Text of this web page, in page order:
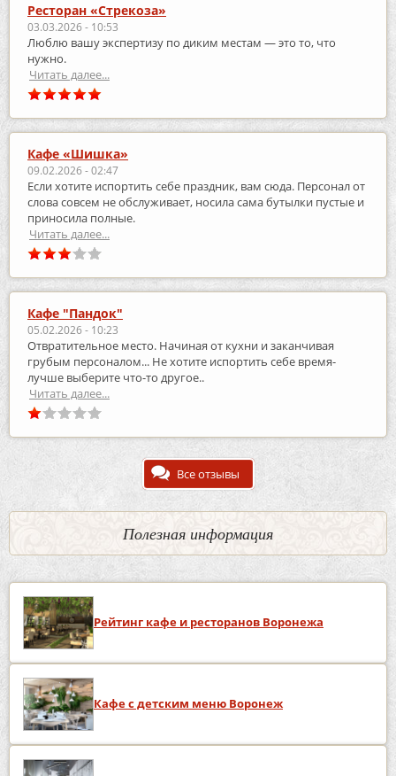
Ресторан «Стрекоза»
03.03.2026 - 10:53
Люблю вашу экспертизу по диким местам — это то, что
нужно.
Читать далее...
Кафе «Шишка»
09.02.2026 - 02:47
Если хотите испортить себе праздник, вам сюда. Персонал от
слова совсем не обслуживает, носила сама бутылки пустые и
приносила полные.
Читать далее...
Кафе "Пандок"
05.02.2026 - 10:23
Отвратительное место. Начиная от кухни и заканчивая
грубым персоналом... Не хотите испортить себе время-
лучше выберите что-то другое..
Читать далее...
Все отзывы
Полезная информация
Рейтинг кафе и ресторанов Воронежа
Кафе с детским меню Воронеж